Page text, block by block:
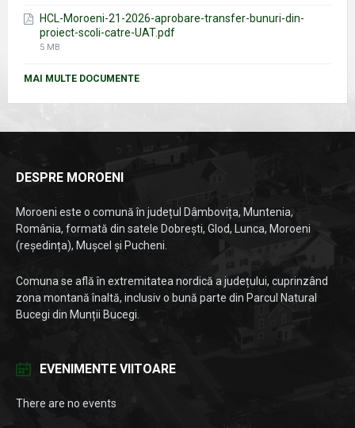
HCL-Moroeni-21-2026-aprobare-transfer-bunuri-din-
proiect-scoli-catre-UAT.pdf
File
5 MB
MAI MULTE DOCUMENTE
DESPRE MOROENI
Moroeni este o comună în județul Dâmbovița, Muntenia,
România, formată din satele Dobrești, Glod, Lunca, Moroeni
(reședința), Mușcel și Pucheni.
Comuna se află în extremitatea nordică a județului, cuprinzând
zona montană înaltă, inclusiv o bună parte din Parcul Natural
Bucegi din Munții Bucegi.
EVENIMENTE VIITOARE
There are no events